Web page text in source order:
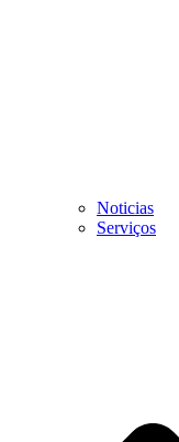
Noticias
Serviços